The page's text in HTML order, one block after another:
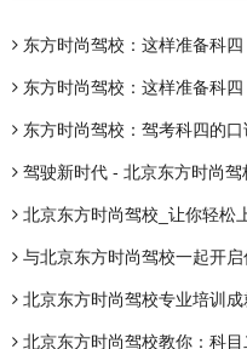
东方时尚驾校：这样准备科四
东方时尚驾校：这样准备科四
东方时尚驾校：驾考科四的
驾驶新时代 - 北京东方时尚
北京东方时尚驾校_让你轻松
与北京东方时尚驾校一起开
北京东方时尚驾校专业培训
北京东方时尚驾校教你：科